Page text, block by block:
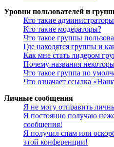
Уровни пользователей и
Кто такие
Кто такие модераторы?
Что такое группы
Где находятся группы и
Как мне стать лидером
Почему названия
Что такое группа по
Что означает ссылка
Личные сообщения
Я не могу отправить
Я постоянно получаю
сообщения!
Я получил спам или
этой конференции!